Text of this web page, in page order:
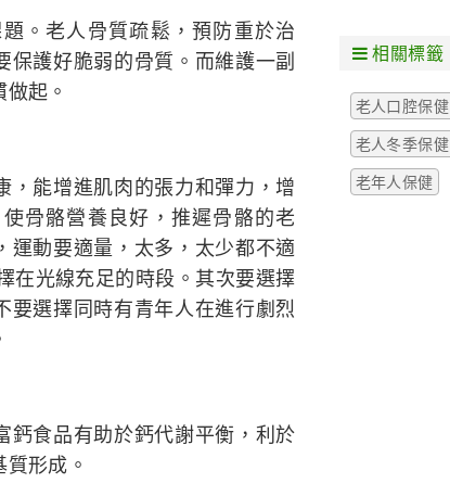
老人骨質疏鬆，預防重於治
護好脆弱的骨質。而維護一副
起。
能增進肌肉的張力和彈力，增
骨骼營養良好，推遲骨骼的老
動要適量，太多，太少都不適
在光線充足的時段。其次要選擇
選擇同時有青年人在進行劇烈
食品有助於鈣代謝平衡，利於
形成。
相關標籤
老人口腔保健
老人冬季保健
老年人保健